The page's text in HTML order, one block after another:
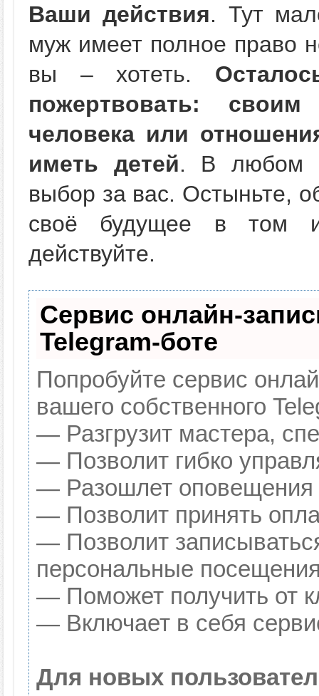
Ваши действия. Тут
муж имеет полное право
вы – хотеть.
пожертвовать:
человека или
иметь детей. В любом
выбор за вас. Остыньте,
своё будущее в том
действуйте.
Сервис онлайн-
Telegram-боте
Попробуйте сервис
вашего собственного
— Разгрузит мастера,
— Позволит гибко
— Разошлет оповещения
— Позволит принять
— Позволит
персональные
— Поможет получить от
— Включает в себя
Для новых